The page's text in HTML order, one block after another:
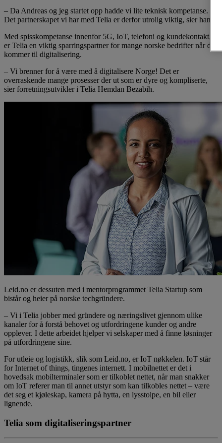
– Da Andreas og jeg startet opp hadde vi lite teknisk kompetanse.
Det partnerskapet vi har med Telia er derfor utrolig viktig, sier han.
Med spisskompetanse innenfor 5G, IoT, telefoni og kundekontakt,
er Telia en viktig sparringspartner for mange norske bedrifter når det
kommer til digitalisering.
– Vi brenner for å være med å digitalisere Norge! Det er
overraskende mange prosesser der ut som er dyre og kompliserte,
sier forretningsutvikler i Telia Hemdan Bezabih.
Leid.no er dessuten med i mentorprogrammet Telia Startup som
bistår og heier på norske techgründere.
– Vi i Telia jobber med gründere og næringslivet gjennom ulike
kanaler for å forstå behovet og utfordringene kunder og andre
opplever. I dette arbeidet hjelper vi selskaper med å finne løsninger
på utfordringene sine.
For utleie og logistikk, slik som Leid.no, er IoT nøkkelen. IoT står
for Internet of things, tingenes internett. I mobilnettet er det i
hovedsak mobilterminaler som er tilkoblet nettet, når man snakker
om IoT referer man til annet utstyr som kan tilkobles nettet – være
det seg et kjøleskap, kamera på hytta, en lysstolpe, en bil eller
lignende.
Telia som digitaliseringspartner